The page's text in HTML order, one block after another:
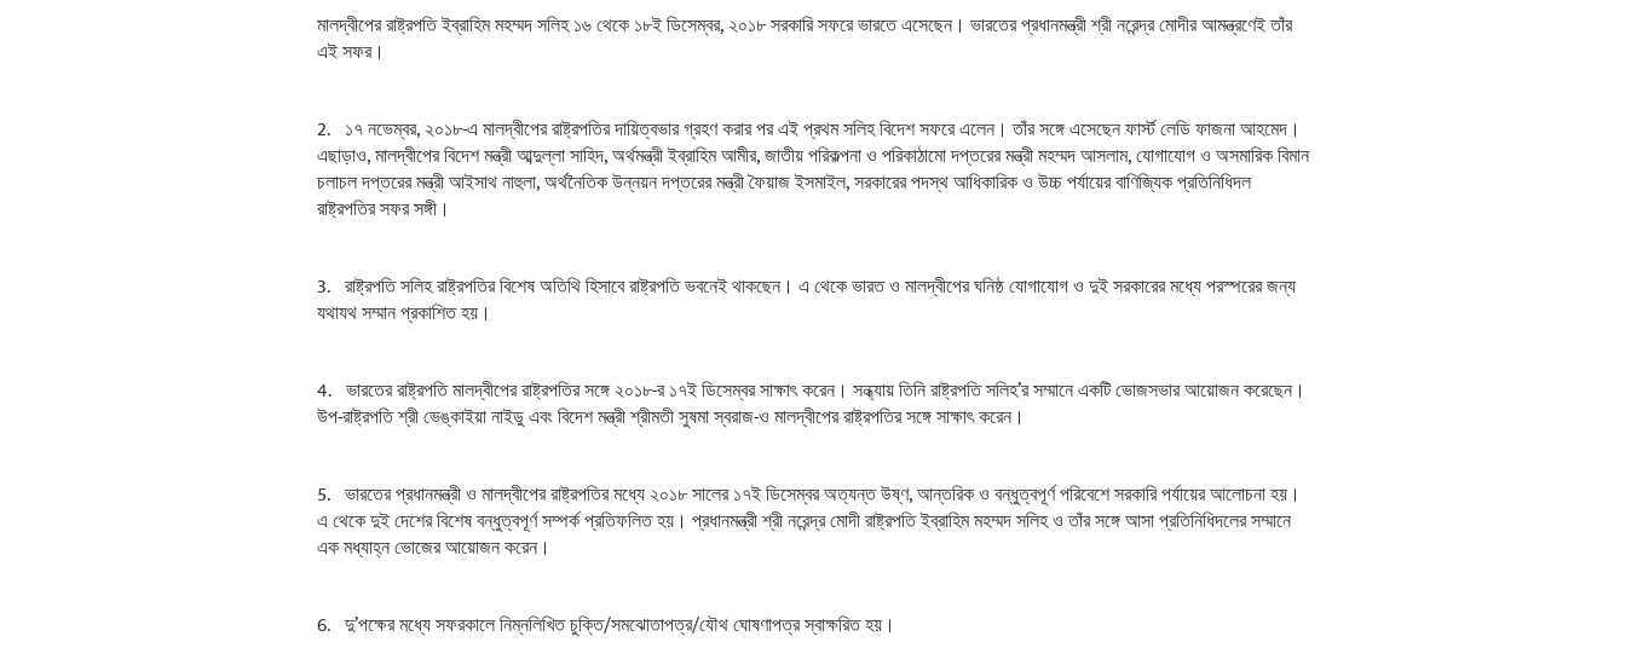
মালদ্বীপের রাষ্ট্রপতি ইব্রাহিম মহম্মদ সলিহ ১৬ থেকে ১৮ই ডিসেম্বর, ২০১৮ সরকারি সফরে ভারতে এসেছেন। ভারতের প্রধানমন্ত্রী শ্রী নরেন্দ্র মোদীর আমন্ত্রণেই তাঁর
এই সফর।
2. ১৭ নভেম্বর, ২০১৮-এ মালদ্বীপের রাষ্ট্রপতির দায়িত্বভার গ্রহণ করার পর এই প্রথম সলিহ বিদেশ সফরে এলেন। তাঁর সঙ্গে এসেছেন ফার্স্ট লেডি ফাজনা আহমেদ।
এছাড়াও, মালদ্বীপের বিদেশ মন্ত্রী আব্দুল্লা সাহিদ, অর্থমন্ত্রী ইব্রাহিম আমীর, জাতীয় পরিকল্পনা ও পরিকাঠামো দপ্তরের মন্ত্রী মহম্মদ আসলাম, যোগাযোগ ও অসমারিক বিমান
চলাচল দপ্তরের মন্ত্রী আইসাথ নাহুলা, অর্থনৈতিক উন্নয়ন দপ্তরের মন্ত্রী ফৈয়াজ ইসমাইল, সরকারের পদস্থ আধিকারিক ও উচ্চ পর্যায়ের বাণিজ্যিক প্রতিনিধিদল
রাষ্ট্রপতির সফর সঙ্গী।
3. রাষ্ট্রপতি সলিহ রাষ্ট্রপতির বিশেষ অতিথি হিসাবে রাষ্ট্রপতি ভবনেই থাকছেন। এ থেকে ভারত ও মালদ্বীপের ঘনিষ্ঠ যোগাযোগ ও দুই সরকারের মধ্যে পরস্পরের জন্য
যথাযথ সম্মান প্রকাশিত হয়।
4. ভারতের রাষ্ট্রপতি মালদ্বীপের রাষ্ট্রপতির সঙ্গে ২০১৮-র ১৭ই ডিসেম্বর সাক্ষাৎ করেন। সন্ধ্যায় তিনি রাষ্ট্রপতি সলিহ’র সম্মানে একটি ভোজসভার আয়োজন করেছেন।
উপ-রাষ্ট্রপতি শ্রী ভেঙ্কাইয়া নাইডু এবং বিদেশ মন্ত্রী শ্রীমতী সুষমা স্বরাজ-ও মালদ্বীপের রাষ্ট্রপতির সঙ্গে সাক্ষাৎ করেন।
5. ভারতের প্রধানমন্ত্রী ও মালদ্বীপের রাষ্ট্রপতির মধ্যে ২০১৮ সালের ১৭ই ডিসেম্বর অত্যন্ত উষ্ণ, আন্তরিক ও বন্ধুত্বপূর্ণ পরিবেশে সরকারি পর্যায়ের আলোচনা হয়।
এ থেকে দুই দেশের বিশেষ বন্ধুত্বপূর্ণ সম্পর্ক প্রতিফলিত হয়। প্রধানমন্ত্রী শ্রী নরেন্দ্র মোদী রাষ্ট্রপতি ইব্রাহিম মহম্মদ সলিহ ও তাঁর সঙ্গে আসা প্রতিনিধিদলের সম্মানে
এক মধ্যাহ্ন ভোজের আয়োজন করেন।
6. দু’পক্ষের মধ্যে সফরকালে নিম্নলিখিত চুক্তি/সমঝোতাপত্র/যৌথ ঘোষণাপত্র স্বাক্ষরিত হয়।